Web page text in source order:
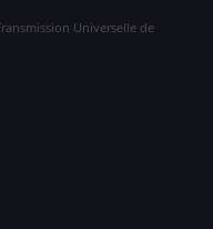
Universelle de